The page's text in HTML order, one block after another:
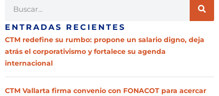
ENTRADAS RECIENTES
CTM redefine su rumbo: propone un salario digno, deja
atrás el corporativismo y fortalece su agenda
internacional
CTM Vallarta firma convenio con FONACOT para acercar